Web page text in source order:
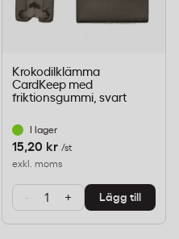
Krokodilklämma
CardKeep med
friktionsgummi, svart
I lager
15,20 kr /st
exkl. moms
- + Lägg till